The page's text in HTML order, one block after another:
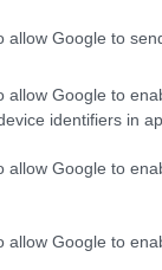
allow Google to
allow Google to
identifiers in
allow Google to
allow Google to
áll.
Az
kis